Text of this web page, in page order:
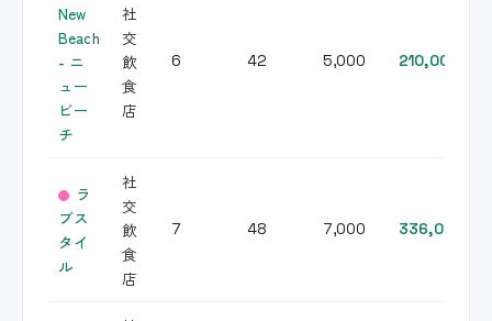
New
Beach
- ニ
ュー
ビー
チ
社
交
飲
食
店
6 42 5,000 210,000
ラ
ブス
タイ
ル
社
交
飲
食
店
7 48 7,000 336,000